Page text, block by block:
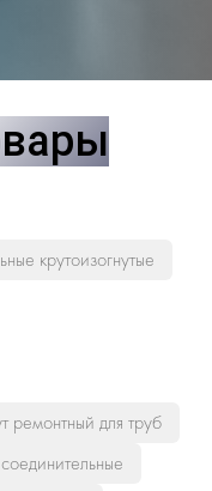
крутоизогнутые
ремонтный для труб